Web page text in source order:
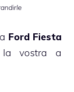
Ford Fiesta
vostra a